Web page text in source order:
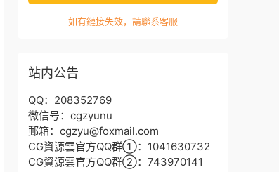
如有鏈接失效，請聯系客服
站内公告
QQ：208352769
微信号：cgzyunu
郵箱：cgzyu@foxmail.com
CG資源雲官方QQ群①：1041630732
CG資源雲官方QQ群②：743970141